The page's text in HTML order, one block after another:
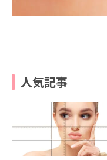
人気記事